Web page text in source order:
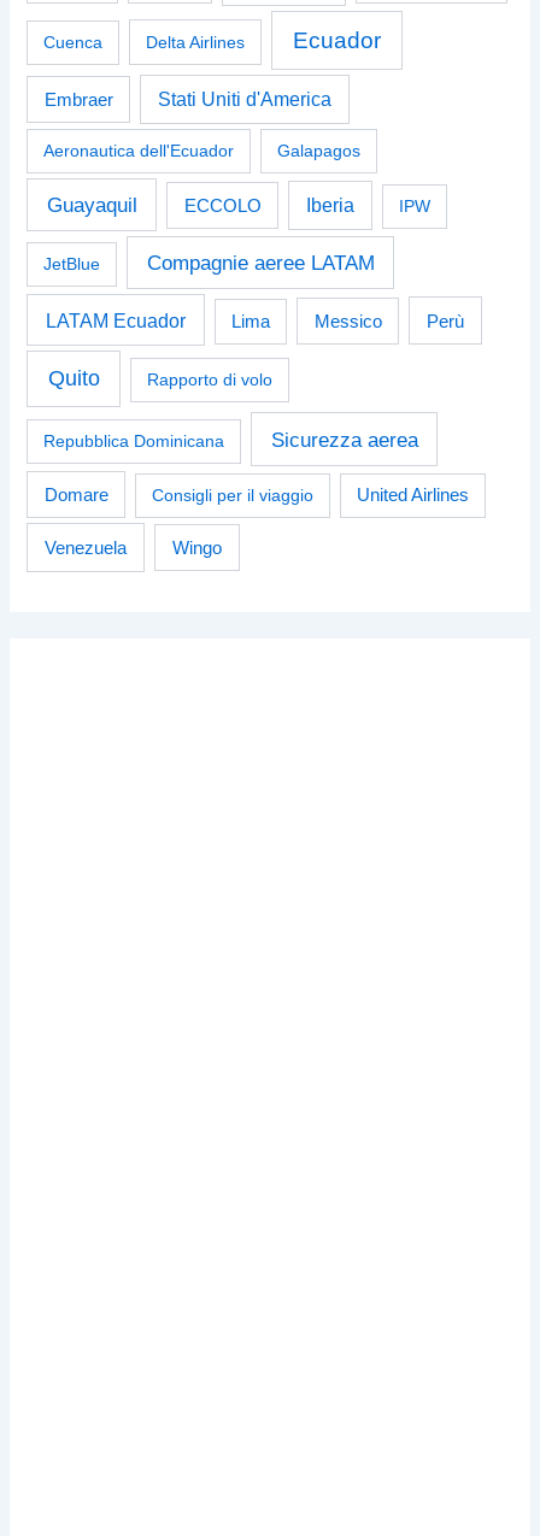
Cuenca Delta Airlines Ecuador
Embraer Stati Uniti d'America
Aeronautica dell'Ecuador Galapagos
Guayaquil ECCOLO Iberia IPW
JetBlue Compagnie aeree LATAM
LATAM Ecuador Lima Messico Perù
Quito Rapporto di volo
Repubblica Dominicana Sicurezza aerea
Domare Consigli per il viaggio United Airlines
Venezuela Wingo